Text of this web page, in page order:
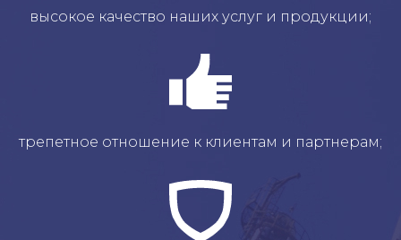
высокое качество наших услуг и продукции;
трепетное отношение к клиентам и партнерам;